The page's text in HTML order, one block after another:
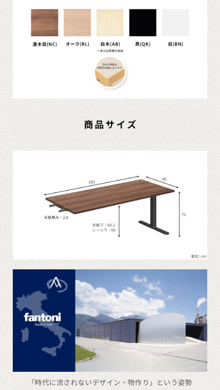
「時代に流されないデザイン・物作り」という姿勢